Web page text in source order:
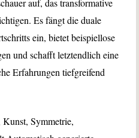
auf, das transformative
Es fängt die duale
ein, bietet beispiellose
und schafft letztendlich eine
Erfahrungen tiefgreifend